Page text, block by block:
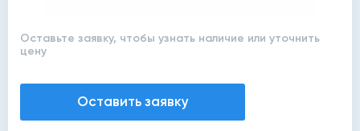
Оставьте заявку, чтобы узнать наличие или уточнить
цену
Оставить заявку